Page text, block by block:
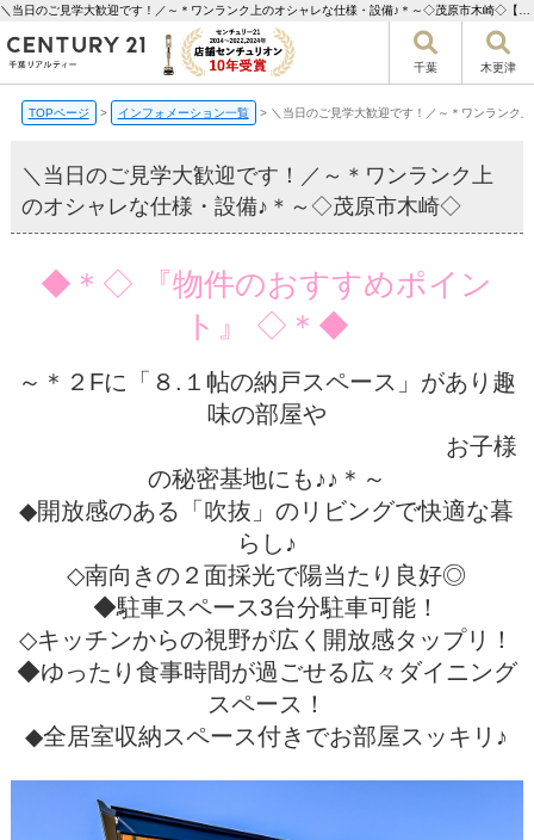
千葉 木更津
TOPページ > インフォメーション一覧 > ＼当日のご見学大歓迎です！／～＊ワンランク
＼当日のご見学大歓迎です！／～＊ワンランク上
のオシャレな仕様・設備♪＊～◇茂原市木崎◇
◆＊◇ 『物件のおすすめポイン
ト』 ◇＊◆
～＊２Fに「８.１帖の納戸スペース」があり趣
味の部屋や
お子様
の秘密基地にも♪♪＊～
◆開放感のある「吹抜」のリビングで快適な暮
らし♪
◇南向きの２面採光で陽当たり良好◎
◆駐車スペース3台分駐車可能！
◇キッチンからの視野が広く開放感タップリ！
◆ゆったり食事時間が過ごせる広々ダイニング
スペース！
◆全居室収納スペース付きでお部屋スッキリ♪